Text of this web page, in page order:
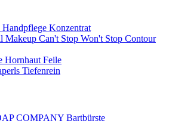
Konzentrat
Makeup Can't Stop Won't Stop Contour
Hornhaut Feile
Tiefenrein
COMPANY Bartbürste